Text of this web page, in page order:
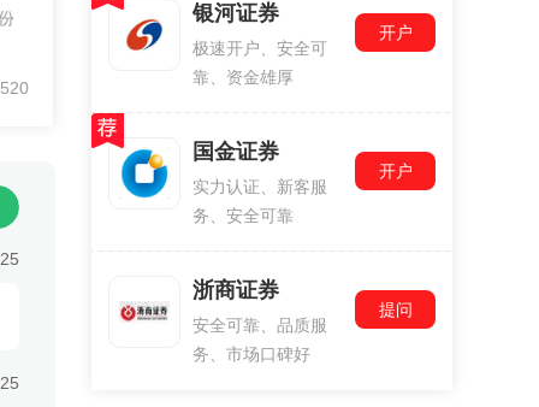
银河证券
极速开户、安全可
靠、资金雄厚
开户
国金证券
实力认证、新客服
务、安全可靠
开户
浙商证券
安全可靠、品质服
务、市场口碑好
提问